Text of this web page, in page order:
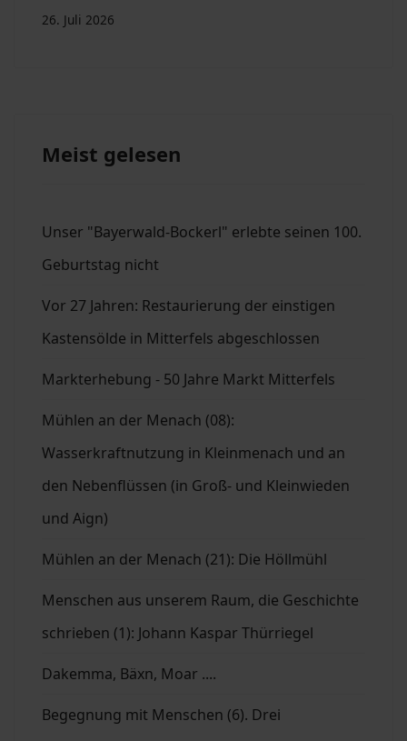
26. Juli 2026
Meist gelesen
Unser "Bayerwald-Bockerl" erlebte seinen 100.
Geburtstag nicht
Vor 27 Jahren: Restaurierung der einstigen
Kastensölde in Mitterfels abgeschlossen
Markterhebung - 50 Jahre Markt Mitterfels
Mühlen an der Menach (08):
Wasserkraftnutzung in Kleinmenach und an
den Nebenflüssen (in Groß- und Kleinwieden
und Aign)
Mühlen an der Menach (21): Die Höllmühl
Menschen aus unserem Raum, die Geschichte
schrieben (1): Johann Kaspar Thürriegel
Dakemma, Bäxn, Moar ....
Begegnung mit Menschen (6). Drei